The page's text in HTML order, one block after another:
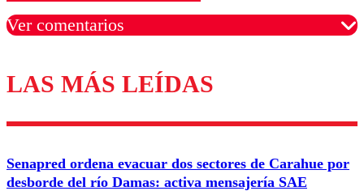
Ver comentarios
Los comentarios son moderados para garantizar un
diálogo respetuoso.
Correo
LAS MÁS LEÍDAS
Senapred ordena evacuar dos sectores de Carahue por
desborde del río Damas: activa mensajería SAE